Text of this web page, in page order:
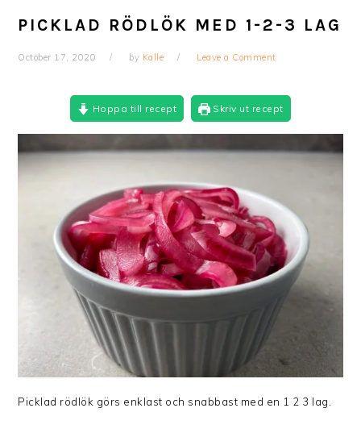
PICKLAD RÖDLÖK MED 1-2-3 LAG
October 17, 2020 by Kalle Leave a Comment
Hoppa till recept Skriv ut recept
Picklad rödlök görs enklast och snabbast med en 1 2 3 lag.